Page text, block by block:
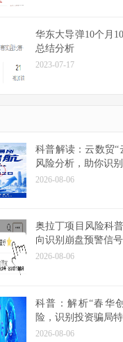
华东大导弹10个月
总结分析
2023-07-17
科普解读：云数贸“
风险分析，助你识
2026-08-06
奥拉丁项目风险科
向识别崩盘预警信号
2026-08-06
科普：解析“春华
险，识别投资骗局
2026-08-06